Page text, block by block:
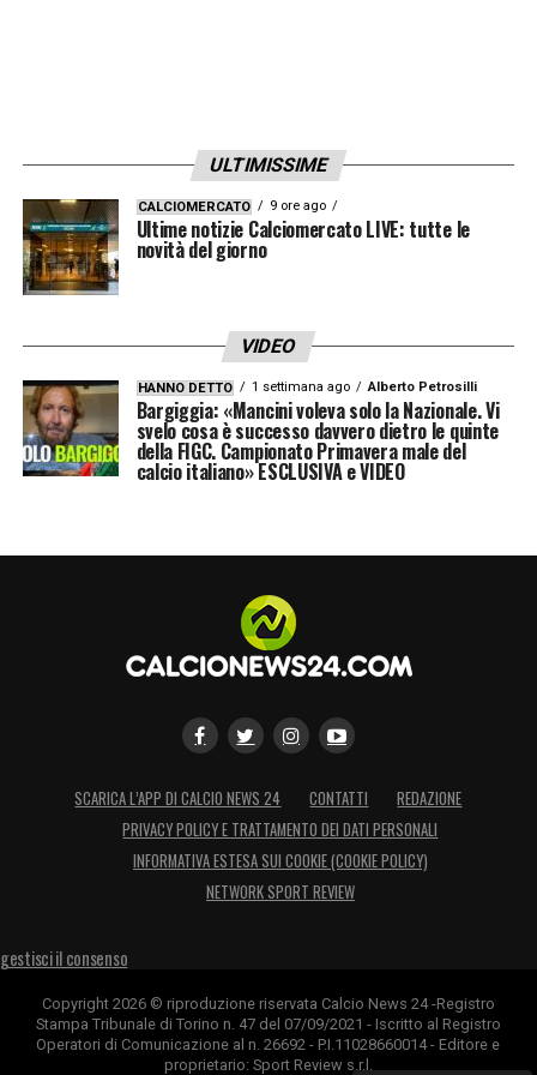
ULTIMISSIME
CALCIOMERCATO 9 ore ago
Ultime notizie Calciomercato LIVE: tutte le
novità del giorno
VIDEO
HANNO DETTO 1 settimana ago Alberto Petrosilli
Bargiggia: «Mancini voleva solo la Nazionale. Vi
svelo cosa è successo davvero dietro le quinte
della FIGC. Campionato Primavera male del
calcio italiano» ESCLUSIVA e VIDEO
SCARICA L’APP DI CALCIO NEWS 24 CONTATTI
REDAZIONE
PRIVACY POLICY E TRATTAMENTO DEI DATI PERSONALI
INFORMATIVA ESTESA SUI COOKIE (COOKIE POLICY)
NETWORK SPORT REVIEW
gestisci il consenso
Copyright 2026 © riproduzione riservata Calcio News 24 -Registro
Stampa Tribunale di Torino n. 47 del 07/09/2021 - Iscritto al Registro
Operatori di Comunicazione al n. 26692 - P.I.11028660014 - Editore e
proprietario: Sport Review s.r.l.